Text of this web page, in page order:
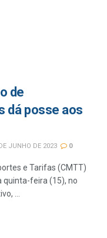
de
dá posse aos
JUNHO DE 2023 0
e Tarifas (CMTT)
quinta-feira (15), no
...